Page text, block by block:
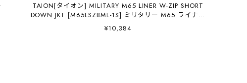
TAION[タイオン] MILITARY M65 LINER W-ZIP SHORT
DOWN JKT [M65LSZBML-1S] ミリタリー M65 ライナー
Wジップ ショートダウンジャケット・ダウンジャケッ
ト・ショートダウンジャケット・M-65・ミリタリー・W
¥10,384